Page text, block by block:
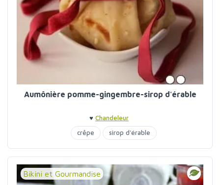
Aumônière pomme-gingembre-sirop d'érable
♥ Chandeleur
crêpe
sirop d'érable
Bikini et Gourmandise